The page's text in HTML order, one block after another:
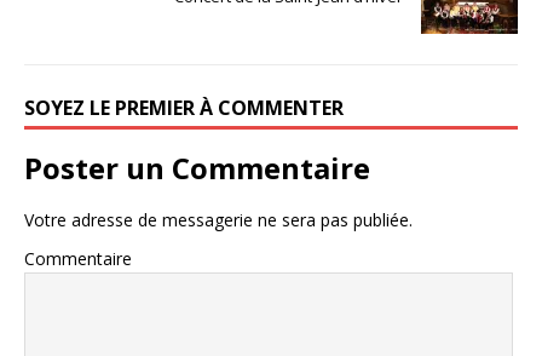
SOYEZ LE PREMIER À COMMENTER
Poster un Commentaire
Votre adresse de messagerie ne sera pas publiée.
Commentaire